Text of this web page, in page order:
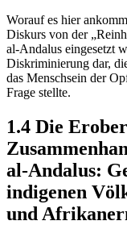
Worauf es hier
Diskurs von der
al-Andalus eingesetzt
Diskriminierung dar,
das Menschsein der
Frage stellte.
1.4 Die
al-Andalus:
indigenen
und